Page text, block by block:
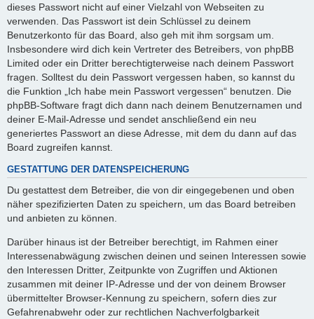
dieses Passwort nicht auf einer Vielzahl von Webseiten zu
verwenden. Das Passwort ist dein Schlüssel zu deinem
Benutzerkonto für das Board, also geh mit ihm sorgsam um.
Insbesondere wird dich kein Vertreter des Betreibers, von phpBB
Limited oder ein Dritter berechtigterweise nach deinem Passwort
fragen. Solltest du dein Passwort vergessen haben, so kannst du
die Funktion „Ich habe mein Passwort vergessen“ benutzen. Die
phpBB-Software fragt dich dann nach deinem Benutzernamen und
deiner E-Mail-Adresse und sendet anschließend ein neu
generiertes Passwort an diese Adresse, mit dem du dann auf das
Board zugreifen kannst.
GESTATTUNG DER DATENSPEICHERUNG
Du gestattest dem Betreiber, die von dir eingegebenen und oben
näher spezifizierten Daten zu speichern, um das Board betreiben
und anbieten zu können.
Darüber hinaus ist der Betreiber berechtigt, im Rahmen einer
Interessenabwägung zwischen deinen und seinen Interessen sowie
den Interessen Dritter, Zeitpunkte von Zugriffen und Aktionen
zusammen mit deiner IP-Adresse und der von deinem Browser
übermittelter Browser-Kennung zu speichern, sofern dies zur
Gefahrenabwehr oder zur rechtlichen Nachverfolgbarkeit